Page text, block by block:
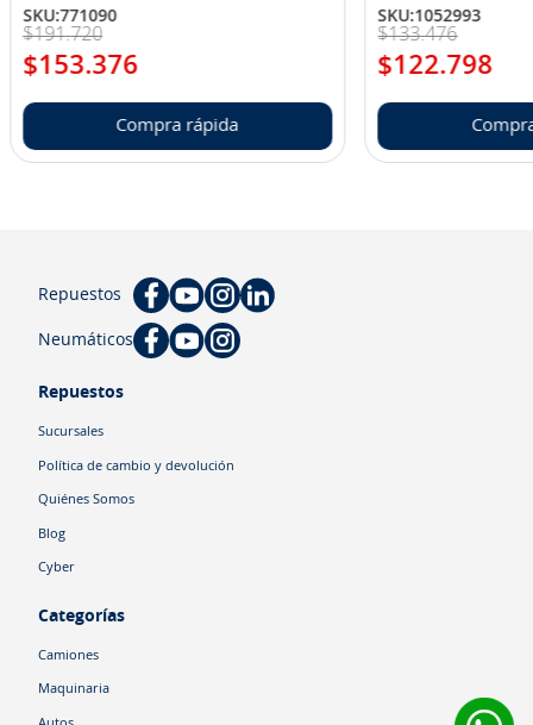
SKU:771090
$191.720
$153.376
Compra rápida
SKU:1052993
$133.476
$122.798
Repuestos
Neumáticos
Repuestos
Sucursales
Política de cambio y devolución
Quiénes Somos
Blog
Cyber
Categorías
Camiones
Maquinaria